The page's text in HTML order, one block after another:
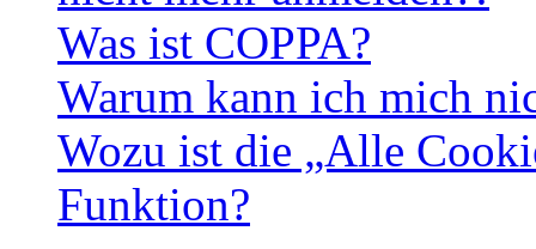
Was ist COPPA?
Warum kann ich mich
Wozu ist die „Alle
Funktion?